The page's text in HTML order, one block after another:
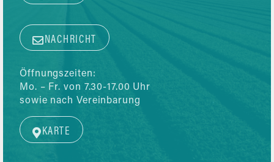
NACHRICHT
Öffnungszeiten:
Mo. – Fr. von 7.30-17.00 Uhr
sowie nach Vereinbarung
KARTE